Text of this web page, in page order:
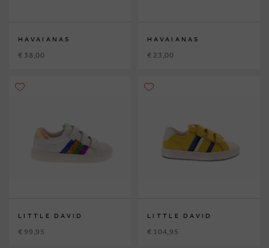
HAVAIANAS
€ 38,00
HAVAIANAS
€ 23,00
LITTLE DAVID
€ 99,95
LITTLE DAVID
€ 104,95